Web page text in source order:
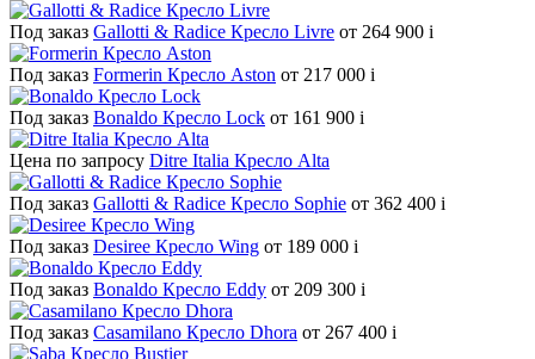
Под заказ Gallotti & Radice Кресло Livre от 264 900 i
Под заказ Formerin Кресло Aston от 217 000 i
Под заказ Bonaldo Кресло Lock от 161 900 i
Цена по запросу Ditre Italia Кресло Alta
Под заказ Gallotti & Radice Кресло Sophie от 362 400 i
Под заказ Desiree Кресло Wing от 189 000 i
Под заказ Bonaldo Кресло Eddy от 209 300 i
Под заказ Casamilano Кресло Dhora от 267 400 i